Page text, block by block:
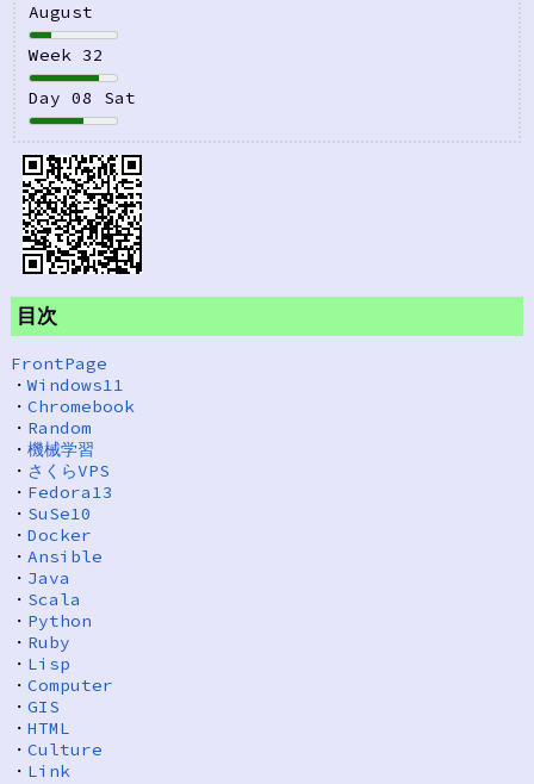
August
Week 32
Day 08 Sat
目次
FrontPage
・Windows11
・ Chromebook
・ Random
・ 機械学習
・ さくらVPS
・ Fedora13
・ SuSe10
・ Docker
・ Ansible
・ Java
・ Scala
・ Python
・ Ruby
・ Lisp
・ Computer
・ GIS
・ HTML
・ Culture
・ Link